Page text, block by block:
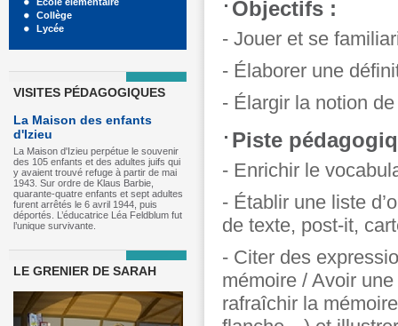
Collège
Lycée
VISITES PÉDAGOGIQUES
La Maison des enfants
d'Izieu
La Maison d'Izieu perpétue le souvenir
des 105 enfants et des adultes juifs qui
y avaient trouvé refuge à partir de mai
1943. Sur ordre de Klaus Barbie,
quarante-quatre enfants et sept adultes
furent arrêtés le 6 avril 1944, puis
déportés. L’éducatrice Léa Feldblum fut
l’unique survivante.
LE GRENIER DE SARAH
Objectifs :
- Jouer et se
- Élaborer une
- Élargir la notion
Piste
- Enrichir le
- Établir une liste
de texte, post-it,
- Citer des
mémoire / Avoir
rafraîchir la